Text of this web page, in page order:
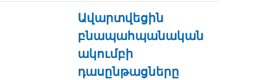
Ավարտվեցին
բնապահպանական
ակումբի
դասընթացները